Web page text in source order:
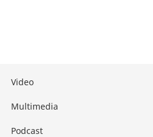
Video
Multimedia
Podcast